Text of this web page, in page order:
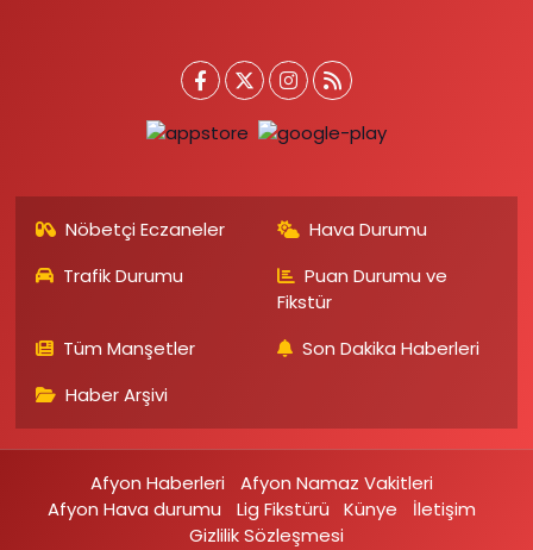
Nöbetçi Eczaneler
Hava Durumu
Trafik Durumu
Puan Durumu ve
Fikstür
Tüm Manşetler
Son Dakika Haberleri
Haber Arşivi
Afyon Haberleri
Afyon Namaz Vakitleri
Afyon Hava durumu
Lig Fikstürü Künye
İletişim
Gizlilik Sözleşmesi